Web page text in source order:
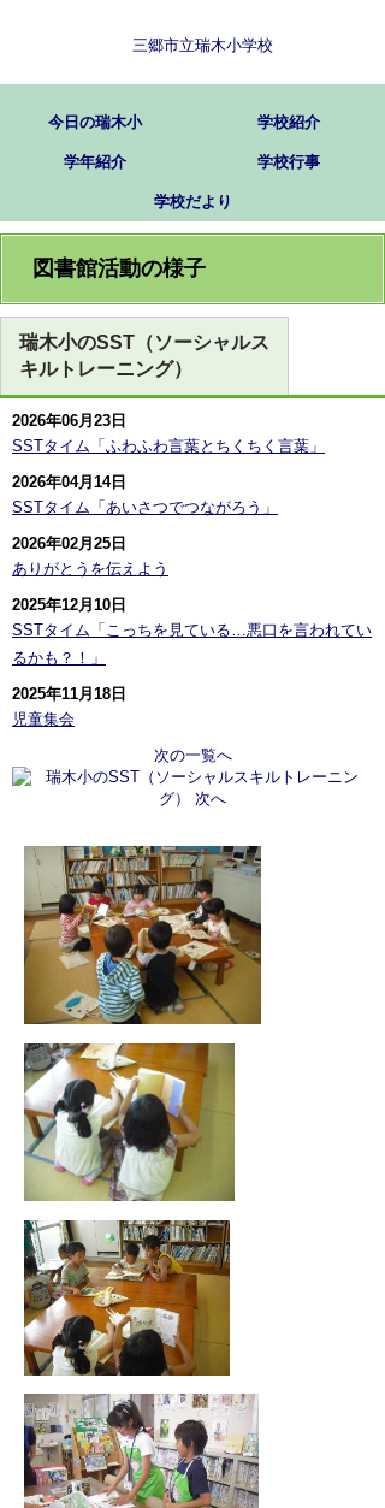
三郷市立瑞木小学校
今日の瑞木小 学校紹介
学年紹介 学校行事
学校だより
図書館活動の様子
瑞木小のSST（ソーシャルス
キルトレーニング）
2026年06月23日
SSTタイム「ふわふわ言葉とちくちく言葉」
2026年04月14日
SSTタイム「あいさつでつながろう」
2026年02月25日
ありがとうを伝えよう
2025年12月10日
SSTタイム「こっちを見ている…悪口を言われてい
るかも？！」
2025年11月18日
児童集会
次の一覧へ